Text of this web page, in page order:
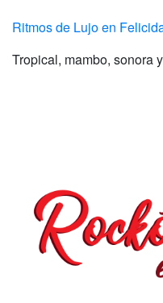
Ritmos de Lujo en
Tropical, mambo, sonora